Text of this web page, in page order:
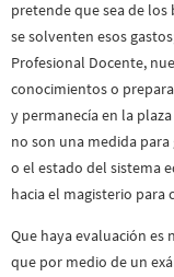
pretende que sea de
se solventen esos
Profesional Docente,
conocimientos o
y permanecía en la
no son una medida
o el estado del sistema
hacia el magisterio para
Que haya evaluación es
que por medio de un